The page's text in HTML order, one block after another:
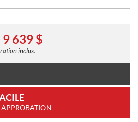
9 639 $
inclus.